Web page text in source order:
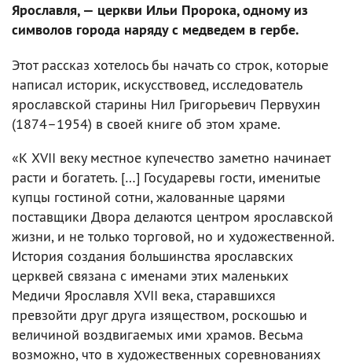
Ярославля, — церкви Ильи Пророка, одному из
символов города наряду с медведем в гербе.
Этот рассказ хотелось бы начать со строк, которые
написал историк, искусствовед, исследователь
ярославской старины Нил Григорьевич Первухин
(1874–1954) в своей книге об этом храме.
«К XVII веку местное купечество заметно начинает
расти и богатеть. […] Государевы гости, именитые
купцы гостиной сотни, жалованные царями
поставщики Двора делаются центром ярославской
жизни, и не только торговой, но и художественной.
История создания большинства ярославских
церквей связана с именами этих маленьких
Медичи Ярославля XVII века, старавшихся
превзойти друг друга изяществом, роскошью и
величиной воздвигаемых ими храмов. Весьма
возможно, что в художественных соревнованиях